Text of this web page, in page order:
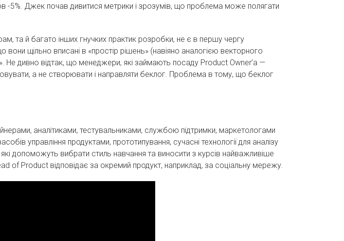
-5%. Джек почав дивитися метрики і зрозумів, що проблема може полягати
та й багато інших гнучких практик розробки, не є в першу чергу
щільно вписані в «простір рішень» (навіяно аналогією векторного
Не дивно відтак, що менеджери, які займають посаду Product Owner’а —
а не створювати і направляти беклог. Проблема в тому, що беклог
аналітиками, тестувальниками, службою підтримки, маркетологами
управління продуктами, прототипування, сучасні технології для аналізу
допоможуть вибрати стиль навчання та виносити з курсів найважливіше
of Product відповідає за окремий продукт, наприклад, за соціальну мережу.